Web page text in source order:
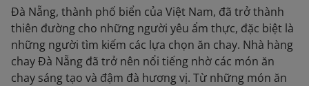
Đà Nẵng, thành phố biển của Việt Nam, đã trở thành
thiên đường cho những người yêu ẩm thực, đặc biệt là
những người tìm kiếm các lựa chọn ăn chay. Nhà hàng
chay Đà Nẵng đã trở nên nổi tiếng nhờ các món ăn
chay sáng tạo và đậm đà hương vị. Từ những món ăn